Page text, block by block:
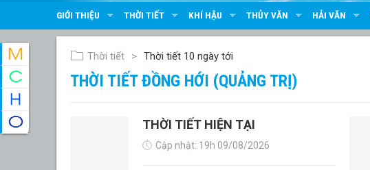
GIỚI THIỆU THỜI TIẾT KHÍ HẬU THỦY VĂN HẢI VĂN
Thời tiết Thời tiết 10 ngày tới
THỜI TIẾT ĐỒNG HỚI (QUẢNG TRỊ)
THỜI TIẾT HIỆN TẠI
Cập nhật: 19h 09/08/2026